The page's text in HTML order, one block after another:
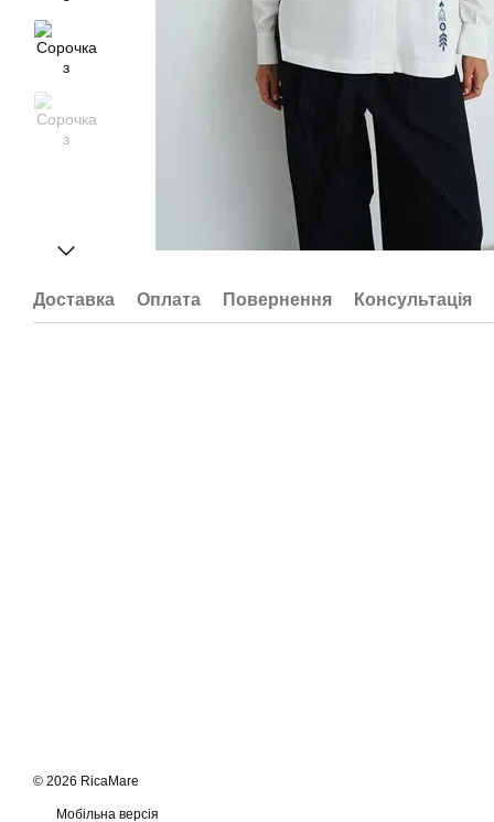
Доставка Оплата Повернення Консультація
© 2026 RicaMare
Мобільна версія